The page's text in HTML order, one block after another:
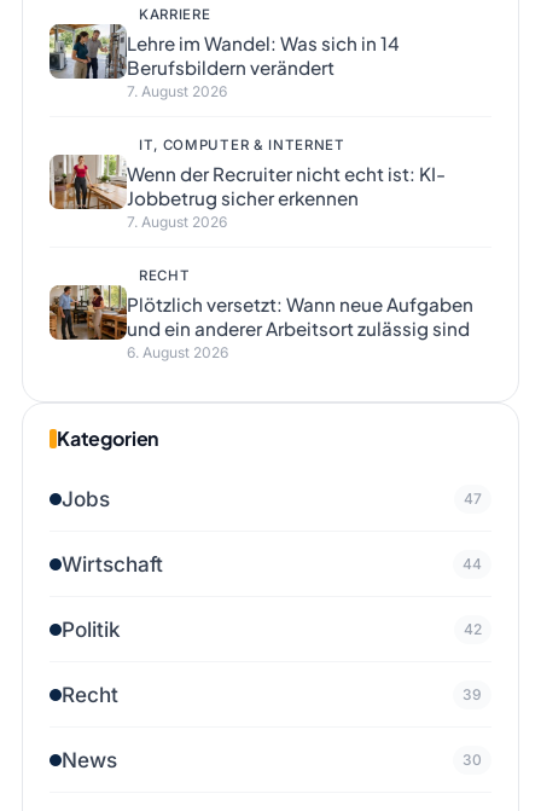
KARRIERE
Lehre im Wandel: Was sich in 14
Berufsbildern verändert
7. August 2026
IT, COMPUTER & INTERNET
Wenn der Recruiter nicht echt ist: KI-
Jobbetrug sicher erkennen
7. August 2026
RECHT
Plötzlich versetzt: Wann neue Aufgaben
und ein anderer Arbeitsort zulässig sind
6. August 2026
Kategorien
Jobs 47
Wirtschaft 44
Politik 42
Recht 39
News 30